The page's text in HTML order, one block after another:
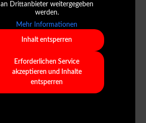
an Drittanbieter weitergegeben
werden.
Mehr Informationen
Inhalt entsperren
Erforderlichen Service
akzeptieren und Inhalte
entsperren